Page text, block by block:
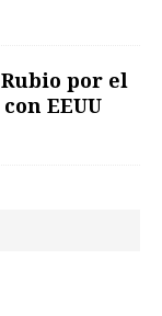
por el
EEUU